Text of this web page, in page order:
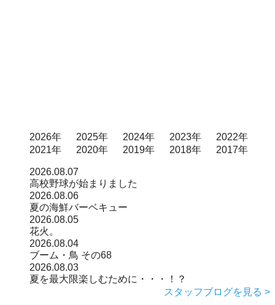
2026年 2025年 2024年 2023年
2022年
2021年
2020年 2019年 2018年 2017年
2026.08.07
高校野球が始まりました
2026.08.06
夏の海鮮バーベキュー
2026.08.05
花火。
2026.08.04
ブーム・鳥 その68
2026.08.03
夏を最大限楽しむために・・・！？
スタッフブログを見る >